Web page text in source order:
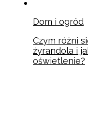
Dom i ogród
Czym różni
żyrandola i
oświetlenie?